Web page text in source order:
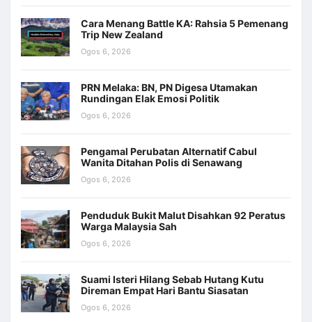
Cara Menang Battle KA: Rahsia 5 Pemenang
Trip New Zealand
Ogos 6, 2026
PRN Melaka: BN, PN Digesa Utamakan
Rundingan Elak Emosi Politik
Ogos 6, 2026
Pengamal Perubatan Alternatif Cabul
Wanita Ditahan Polis di Senawang
Ogos 6, 2026
Penduduk Bukit Malut Disahkan 92 Peratus
Warga Malaysia Sah
Ogos 6, 2026
Suami Isteri Hilang Sebab Hutang Kutu
Direman Empat Hari Bantu Siasatan
Ogos 6, 2026